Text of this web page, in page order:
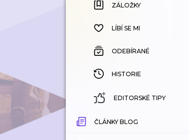
ZÁLOŽKY
HISTORIE
ZÁLOŽKY
LÍBÍ SE MI
ODEBÍRANÉ
HISTORIE
EDITORSKÉ TIPY
ČLÁNKY BLOG